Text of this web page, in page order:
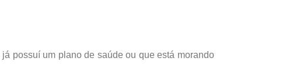
possuí um plano de saúde ou que está morando